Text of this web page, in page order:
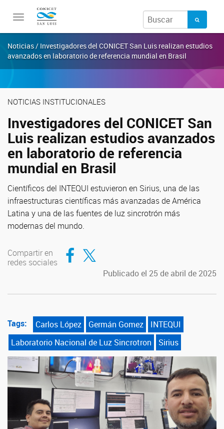
Toggle
Noticias / Investigadores del CONICET San Luis realizan estudios
avanzados en laboratorio de referencia mundial en Brasil
NOTICIAS INSTITUCIONALES
Investigadores del CONICET San
Luis realizan estudios avanzados
en laboratorio de referencia
mundial en Brasil
Científicos del INTEQUI estuvieron en Sirius, una de las
infraestructuras científicas más avanzadas de América
Latina y una de las fuentes de luz sincrotrón más
modernas del mundo.
Compartir en
redes sociales
Compartir en Facebook
Compartir en Twitter
Publicado el 25 de abril de 2025
Tags: Carlos López Germán Gomez
INTEQUI
Laboratorio Nacional de Luz Sincrotron
Sirius